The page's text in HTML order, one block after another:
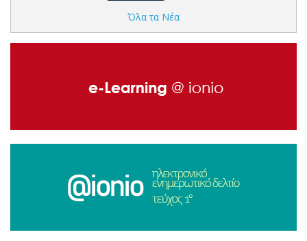
Όλα τα Νέα